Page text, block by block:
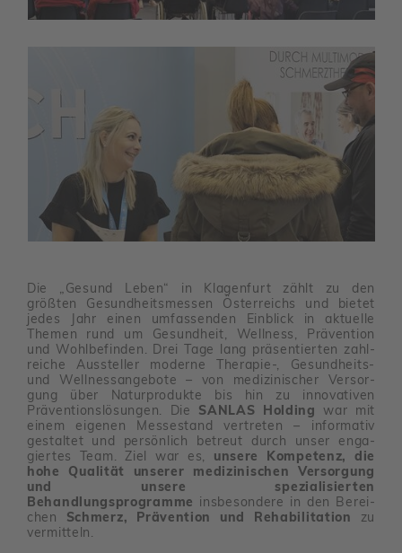
Die „Gesund Leben“ in Klagen­furt zählt zu den
größten Gesund­heits­messen Öster­reichs und bietet
jedes Jahr einen umfas­senden Einblick in aktu­elle
Themen rund um Gesund­heit, Well­ness, Präven­tion
und Wohl­be­finden. Drei Tage lang präsen­tierten zahl­
reiche Aussteller moderne Therapie-, Gesund­heits-
und Well­ness­an­ge­bote – von medi­zi­ni­scher Versor­
gung über Natur­pro­dukte bis hin zu inno­va­tiven
Präven­ti­ons­lö­sungen. Die SANLAS Holding war mit
einem eigenen Messe­stand vertreten – infor­mativ
gestaltet und persön­lich betreut durch unser enga­
giertes Team. Ziel war es, unsere Kompetenz, die
hohe Qualität unserer medizinischen Versorgung
und unsere spezialisierten
Behandlungsprogramme insbe­son­dere in den Berei­
chen Schmerz, Prävention und Rehabilitation zu
vermit­teln.